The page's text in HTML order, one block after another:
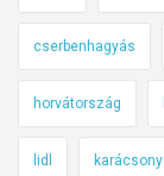
cserbenhagyás
horvátország
lidl karácsony